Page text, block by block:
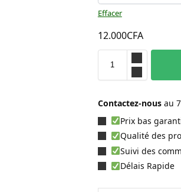
Effacer
12.000CFA
Contactez-nous au
Prix bas
Qualité des
Suivi des
Délais Rapide